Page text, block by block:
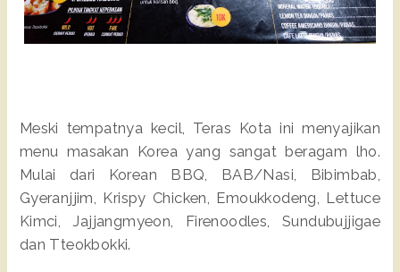
Meski tempatnya kecil, Teras Kota ini menyajikan
menu masakan Korea yang sangat beragam lho.
Mulai dari Korean BBQ, BAB/Nasi, Bibimbab,
Gyeranjjim, Krispy Chicken, Emoukkodeng, Lettuce
Kimci, Jajjangmyeon, Firenoodles, Sundubujjigae
dan Tteokbokki.